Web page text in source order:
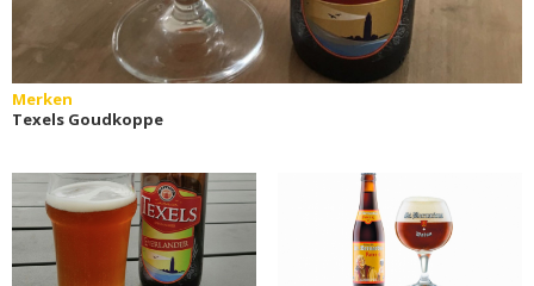
Merken
Texels Goudkoppe